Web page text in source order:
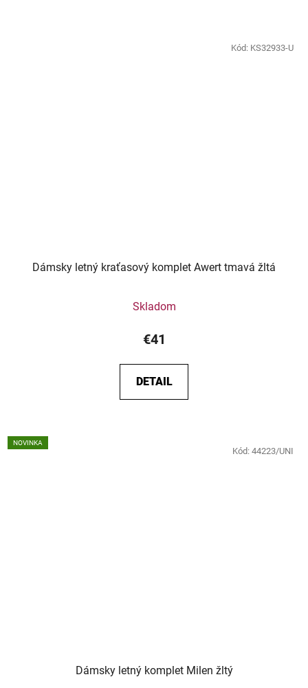
Dámsky letný kraťasový komplet Awert tmavá žltá
Skladom
€41
DETAIL
Kód: KS32933-U
NOVINKA
Dámsky letný komplet Milen žltý
Kód: 44223/UNI